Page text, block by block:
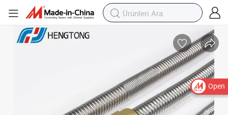
Open